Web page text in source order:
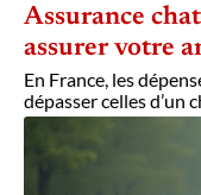
Assurance
assurer votre
En France, les
dépasser celles d’un